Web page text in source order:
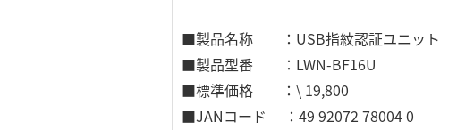
■製品名称 ：USB指紋認証ユニット
■製品型番 ：LWN-BF16U
■標準価格 ：\ 19,800
■JANコード ：49 92072 78004 0